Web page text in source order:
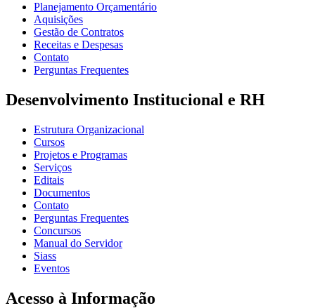
Planejamento Orçamentário
Aquisições
Gestão de Contratos
Receitas e Despesas
Contato
Perguntas Frequentes
Desenvolvimento Institucional e RH
Estrutura Organizacional
Cursos
Projetos e Programas
Serviços
Editais
Documentos
Contato
Perguntas Frequentes
Concursos
Manual do Servidor
Siass
Eventos
Acesso à Informação